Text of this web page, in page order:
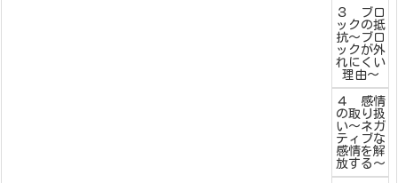
３ ブロ
ックの抵
抗～ブロ
ックが外
れにくい
理由～
４ 感情
の取り扱
い～ネガ
ティブな
感情を解
放する～